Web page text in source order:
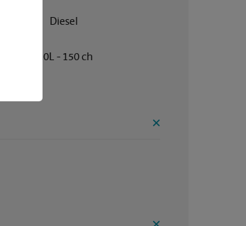
Diesel
2.0L - 150 ch